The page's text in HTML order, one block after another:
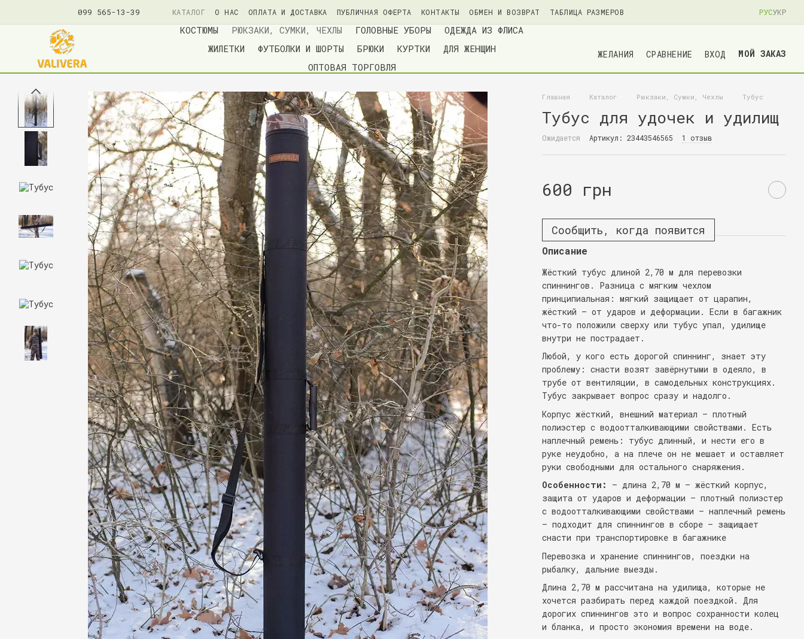
099 565-13-39 КАТАЛОГ О НАС ОПЛАТА И ДОСТАВКА ПУБЛИЧНАЯ ОФЕРТА КОНТАКТЫ ОБМЕН И ВОЗВРАТ
ТАБЛИЦА РАЗМЕРОВ
ПОЛИТИКА КОНФИДЕНЦИАЛЬНОСТИ
БЛОГ
РУСУКР
КОСТЮМЫ РЮКЗАКИ, СУМКИ, ЧЕХЛЫ ГОЛОВНЫЕ УБОРЫ
ОДЕЖДА ИЗ ФЛИСА
ЖИЛЕТКИ
ФУТБОЛКИ И ШОРТЫ БРЮКИ КУРТКИ
ДЛЯ ЖЕНЩИН
ОПТОВАЯ ТОРГОВЛЯ
ЖЕЛАНИЯ СРАВНЕНИЕ ВХОД МОЙ ЗАКАЗ
Главная Каталог Рюкзаки, Сумки, Чехлы Тубус
Тубус для удочек и удилищ
Ожидается Артикул: 23443546565 1 отзыв
600 грн
Сообщить, когда появится
Описание
Жёсткий тубус длиной 2,70 м для перевозки
спиннингов. Разница с мягким чехлом
принципиальная: мягкий защищает от царапин,
жёсткий — от ударов и деформации. Если в багажник
что-то положили сверху или тубус упал, удилище
внутри не пострадает.
Любой, у кого есть дорогой спиннинг, знает эту
проблему: снасти возят завёрнутыми в одеяло, в
трубе от вентиляции, в самодельных конструкциях.
Тубус закрывает вопрос сразу и надолго.
Корпус жёсткий, внешний материал — плотный
полиэстер с водоотталкивающими свойствами. Есть
наплечный ремень: тубус длинный, и нести его в
руке неудобно, а на плече он не мешает и оставляет
руки свободными для остального снаряжения.
Особенности:
— длина 2,70 м — жёсткий корпус,
защита от ударов и деформации — плотный полиэстер
с водоотталкивающими свойствами — наплечный ремень
— подходит для спиннингов в сборе — защищает
снасти при транспортировке в багажнике
Перевозка и хранение спиннингов, поездки на
рыбалку, дальние выезды.
Длина 2,70 м рассчитана на удилища, которые не
хочется разбирать перед каждой поездкой. Для
дорогих спиннингов это и вопрос сохранности колец
и бланка, и просто экономия времени на воде.